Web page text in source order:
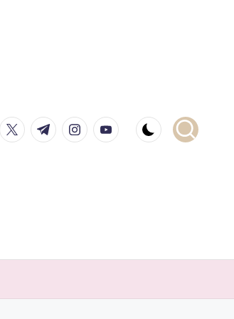
twitter.com
t.me instagram.com
youtube.com